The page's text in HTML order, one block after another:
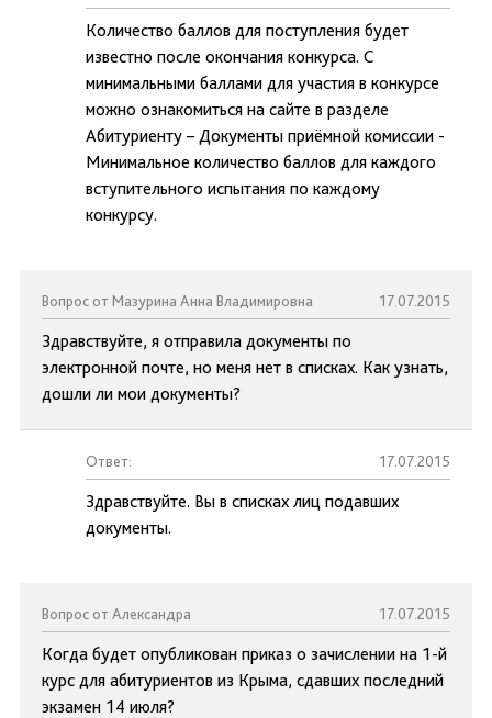
Количество баллов для поступления будет
известно после окончания конкурса. С
минимальными баллами для участия в конкурсе
можно ознакомиться на сайте в разделе
Абитуриенту – Документы приёмной комиссии -
Минимальное количество баллов для каждого
вступительного испытания по каждому
конкурсу.
Вопрос от Мазурина Анна Владимировна 17.07.2015
Здравствуйте, я отправила документы по
электронной почте, но меня нет в списках. Как узнать,
дошли ли мои документы?
Ответ: 17.07.2015
Здравствуйте. Вы в списках лиц подавших
документы.
Вопрос от Александра 17.07.2015
Когда будет опубликован приказ о зачислении на 1-й
курс для абитуриентов из Крыма, сдавших последний
экзамен 14 июля?